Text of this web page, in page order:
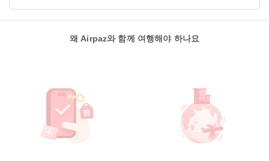
왜 Airpaz와 함께 여행해야 하나요